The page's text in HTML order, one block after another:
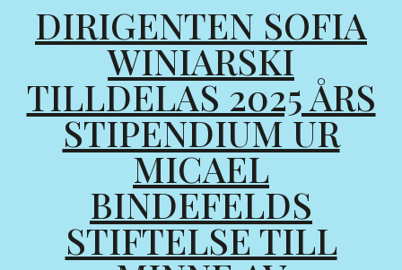
DIRIGENTEN SOFIA
WINIARSKI
TILLDELAS 2025 ÅRS
STIPENDIUM UR
MICAEL
BINDEFELDS
STIFTELSE TILL